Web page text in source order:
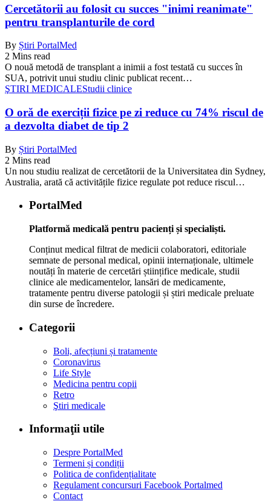
Cercetătorii au folosit cu succes "inimi reanimate"
pentru transplanturile de cord
By Știri PortalMed
2 Mins read
O nouă metodă de transplant a inimii a fost testată cu succes în
SUA, potrivit unui studiu clinic publicat recent…
ŞTIRI MEDICALEStudii clinice
O oră de exerciții fizice pe zi reduce cu 74% riscul de
a dezvolta diabet de tip 2
By Știri PortalMed
2 Mins read
Un nou studiu realizat de cercetătorii de la Universitatea din Sydney,
Australia, arată că activitățile fizice regulate pot reduce riscul…
PortalMed
Platformă medicală pentru pacienți și specialiști.
Conținut medical filtrat de medicii colaboratori, editoriale
semnate de personal medical, opinii internaționale, ultimele
noutăți în materie de cercetări științifice medicale, studii
clinice ale medicamentelor, lansări de medicamente,
tratamente pentru diverse patologii și știri medicale preluate
din surse de încredere.
Categorii
Boli, afecțiuni și tratamente
Coronavirus
Life Style
Medicina pentru copii
Retro
Ştiri medicale
Informaţii utile
Despre PortalMed
Termeni și condiții
Politica de confidențialitate
Regulament concursuri Facebook Portalmed
Contact